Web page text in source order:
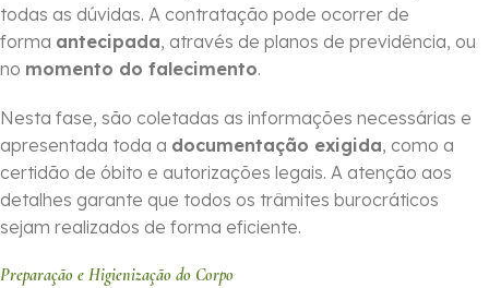
todas as dúvidas. A contratação pode ocorrer de
forma ante­cipada, através de planos de previdência, ou
no momento do falecimento.
Nesta fase, são coletadas as informações necessárias e
apresentada toda a documentação exigida, como a
certidão de óbito e autorizações legais. A atenção aos
detalhes garante que todos os trâmites burocráticos
sejam realizados de forma eficiente.
Preparação e Higienização do Corpo